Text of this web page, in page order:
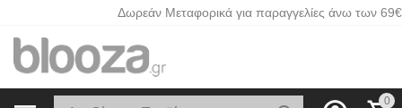
Δωρεάν Μεταφορικά για παραγγελίες άνω των 69€
0